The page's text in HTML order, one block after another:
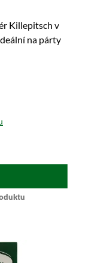
Killepitsch v
na párty